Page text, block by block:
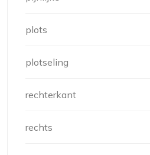
plots
plotseling
rechterkant
rechts